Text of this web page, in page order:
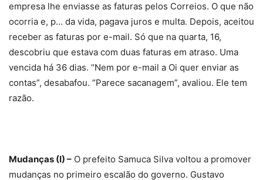
empresa lhe enviasse as faturas pelos Correios. O que não
ocorria e, p… da vida, pagava juros e multa. Depois, aceitou
receber as faturas por e-mail. Só que na quarta, 16,
descobriu que estava com duas faturas em atraso. Uma
vencida há 36 dias. “Nem por e-mail a Oi quer enviar as
contas”, desabafou. “Parece sacanagem”, avaliou. Ele tem
razão.
Mudanças (I) – O prefeito Samuca Silva voltou a promover
mudanças no primeiro escalão do governo. Gustavo